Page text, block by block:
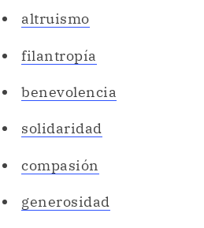
altruismo
filantropía
benevolencia
solidaridad
compasión
generosidad